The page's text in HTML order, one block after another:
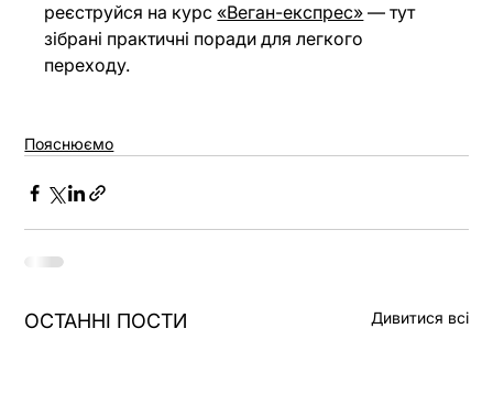
реєструйся на курс «Веган-експрес» — тут
зібрані практичні поради для легкого
переходу.
Пояснюємо
ОСТАННІ ПОСТИ Дивитися всі